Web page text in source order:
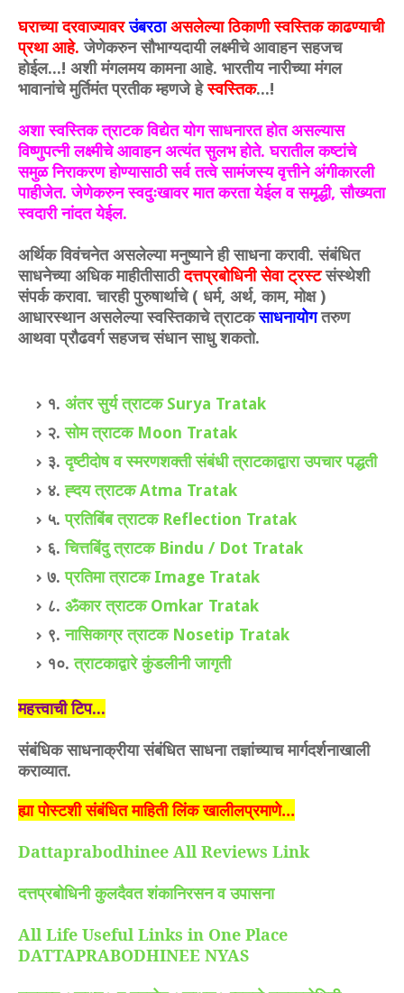
घराच्या दरवाज्यावरउंबरठाअसलेल्या ठिकाणी स्वस्तिक काढण्याची
प्रथा आहे. जेणेकरुन सौभाग्यदायी लक्ष्मीचे आवाहन सहजच
होईल...! अशी मंगलमय कामना आहे. भारतीय नारीच्या मंगल
भावानांचे मुर्तिमंत प्रतीक म्हणजे हेस्वस्तिक...!
अशा स्वस्तिक त्राटक विद्येत योग साधनारत होत असल्यास
विष्णुपत्नी लक्ष्मीचे आवाहन अत्यंत सुलभ होते. घरातील कष्टांचे
समुळ निराकरण होण्यासाठी सर्व तत्वे सामंजस्य वृत्तीने अंगीकारली
पाहीजेत. जेणेकरुन स्वदुःखावर मात करता येईल व समृद्धी, सौख्यता
स्वदारी नांदत येईल.
अर्थिक विवंचनेत असलेल्या मनुष्याने ही साधना करावी. संबंधित
साधनेच्या अधिक माहीतीसाठीदत्तप्रबोधिनी सेवा ट्रस्टसंस्थेशी
संपर्क करावा. चारही पुरुषार्थाचे ( धर्म, अर्थ, काम, मोक्ष )
आधारस्थान असलेल्या स्वस्तिकाचे त्राटकसाधनायोगतरुण
आथवा प्रौढवर्ग सहजच संधान साधु शकतो.
१. अंतर सुर्य त्राटक Surya Tratak
२.सोम त्राटक Moon Tratak
३.दृष्टीदोष व स्मरणशक्ती संबंधी त्राटकाद्वारा उपचार पद्धती
४.ह्दय त्राटक Atma Tratak
५.प्रतिबिंब त्राटक Reflection Tratak
६.चित्तबिंदु त्राटक Bindu / Dot Tratak
७.प्रतिमा त्राटक Image Tratak
८. ॐकार त्राटक Omkar Tratak
९.नासिकाग्र त्राटक Nosetip Tratak
१०.त्राटकाद्वारे कुंडलीनी जागृती
महत्त्वाची टिप...
संबंधिक साधनाक्रीया संबंधित साधना तज्ञांच्याच मार्गदर्शनाखाली
कराव्यात.
ह्या पोस्टशी संबंधित माहिती लिंक खालीलप्रमाणे...
Dattaprabodhinee All Reviews Link
दत्तप्रबोधिनी कुलदैवत शंकानिरसन व उपासना
All Life Useful Links in One Place
DATTAPRABODHINEE NYAS